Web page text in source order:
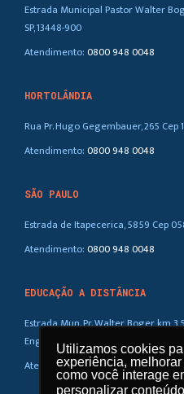
Utilizamos cookies
experiência,
como você interage
personalizar
Utilizamos cookies
experiência,
como você interage
personalizar
Estrada Municipal Pastor Walter
SP, 13448-900
Atendimento:0800 948 0048
HORTOLÂNDIA
Rua Pr. Hugo Gegembauer, 265 Cep
Atendimento:0800 948 0048
SÃO PAULO
Estrada de Itapecerica, 5859 Cep
Atendimento:0800 948 0048
EDUCAÇÃO A DISTÂNCIA
Estrada Mun. Pr. Walter Boger, km
Eng. Coelho – SP
Atendimento:0800 948 0048